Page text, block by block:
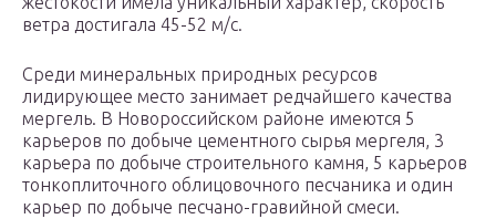
ветра достигала 45-52 м/с.
Среди минеральных природных ресурсов
лидирующее место занимает редчайшего качества
мергель. В Новороссийском районе имеются 5
карьеров по добыче цементного сырья мергеля, 3
карьера по добыче строительного камня, 5 карьеров
тонкоплиточного облицовочного песчаника и один
карьер по добыче песчано-гравийной смеси.